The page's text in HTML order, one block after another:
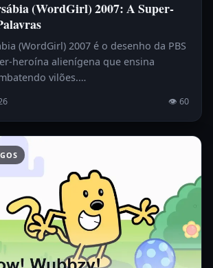
(WordGirl) 2007: A Super-
(WordGirl) 2007 é o desenho da PBS
heroína alienígena que ensina
vilões.…
👁 60